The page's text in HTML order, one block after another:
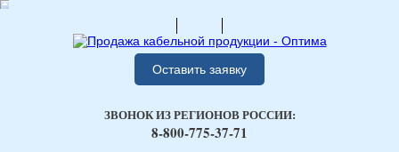
Оставить заявку
ЗВОНОК ИЗ РЕГИОНОВ РОССИИ:
8-800-775-37-71